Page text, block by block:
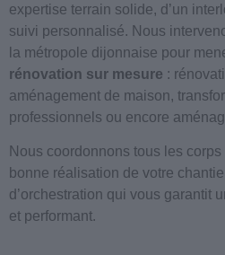
expertise terrain solide, d’un
suivi personnalisé. Nous
la métropole dijonnaise pour
rénovation sur mesure :
aménagement de maison,
professionnels ou encore
Nous coordonnons tous les corps
bonne réalisation de votre
d’orchestration qui vous garantit
et performant.